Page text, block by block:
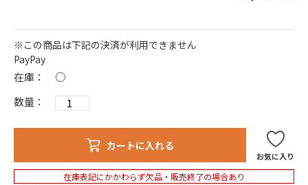
※この商品は下記の決済が利用できません
PayPay
在庫：
○
数量：
カートに入れる
お気に入り
在庫表記にかかわらず欠品・販売終了の場合あり